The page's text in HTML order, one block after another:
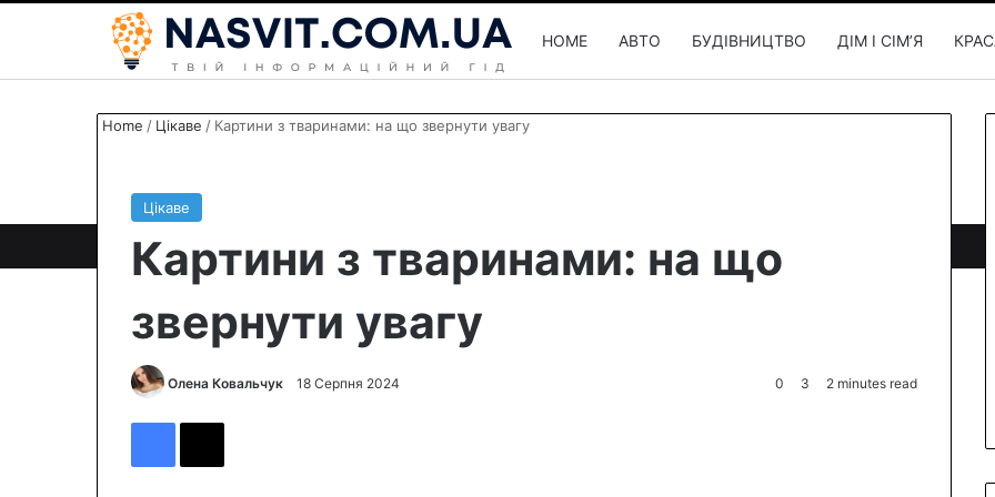
HOME АВТО БУДІВНИЦТВО ДІМ І СІМʼЯ
Home / Цікаве / Картини з тваринами: на що звернути увагу
Цікаве
Картини з тваринами: на що
звернути увагу
Олена Ковальчук 18 Серпня 2024 0 3 2 minutes read
Facebook